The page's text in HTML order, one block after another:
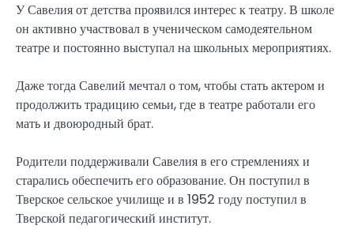
У Савелия от детства проявился интерес к театру. В школе
он активно участвовал в ученическом самодеятельном
театре и постоянно выступал на школьных мероприятиях.
Даже тогда Савелий мечтал о том, чтобы стать актером и
продолжить традицию семьи, где в театре работали его
мать и двоюродный брат.
Родители поддерживали Савелия в его стремлениях и
старались обеспечить его образование. Он поступил в
Тверское сельское училище и в 1952 году поступил в
Тверской педагогический институт.